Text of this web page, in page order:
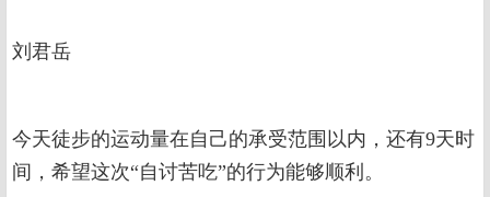
刘君岳
今天徒步的运动量在自己的承受范围以内，还有9天时
间，希望这次“自讨苦吃”的行为能够顺利。